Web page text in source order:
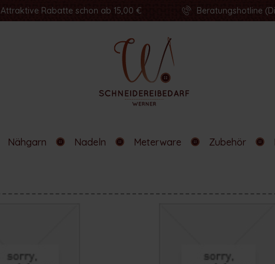
Attraktive Rabatte schon ab 15,00 € Beratungshotline
Nähgarn Nadeln Meterware Zubehör